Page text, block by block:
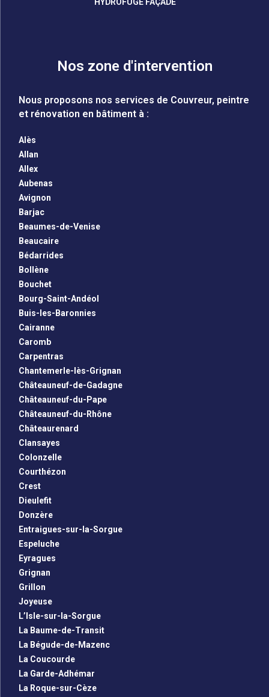
HYDROFUGE FAÇADE
Nos zone d'intervention
Nous proposons nos services de Couvreur, peintre
et rénovation en bâtiment à :
Alès
Allan
Allex
Aubenas
Avignon
Barjac
Beaumes-de-Venise
Beaucaire
Bédarrides
Bollène
Bouchet
Bourg-Saint-Andéol
Buis-les-Baronnies
Cairanne
Caromb
Carpentras
Chantemerle-lès-Grignan
Châteauneuf-de-Gadagne
Châteauneuf-du-Pape
Châteauneuf-du-Rhône
Châteaurenard
Clansayes
Colonzelle
Courthézon
Crest
Dieulefit
Donzère
Entraigues-sur-la-Sorgue
Espeluche
Eyragues
Grignan
Grillon
Joyeuse
L’Isle-sur-la-Sorgue
La Baume-de-Transit
La Bégude-de-Mazenc
La Coucourde
La Garde-Adhémar
La Roque-sur-Cèze